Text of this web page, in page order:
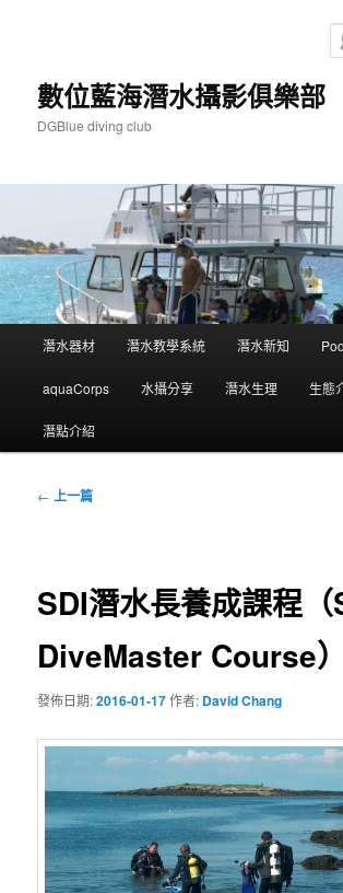
數位藍海潛水攝影俱樂部
DGBlue diving club
潛水器材 潛水教學系統 潛水新知
aquaCorps 水攝分享 潛水生理 生態
潛點介紹
文
← 上一篇
SDI潛水長養成課程（
DiveMaster Course）
發佈日期:2016-01-17作者: David Chang